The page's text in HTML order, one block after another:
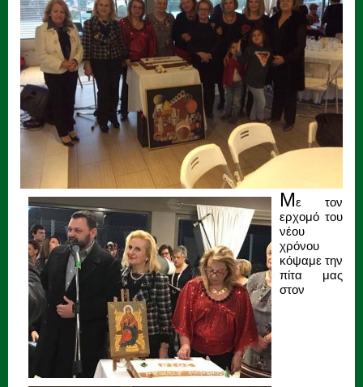
Με τον
ερχομό του
νέου
χρόνου
κόψαμε την
πίτα μας
στον